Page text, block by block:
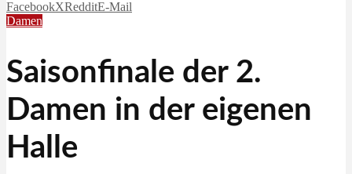
FacebookXRedditE-Mail
Damen
Saisonfinale der 2.
Damen in der eigenen
Halle